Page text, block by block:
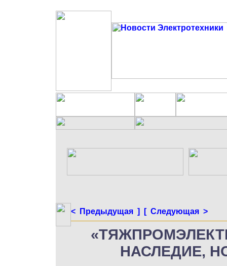
< Предыдущая ] [ Следующая >
НАСЛЕДИЕ,